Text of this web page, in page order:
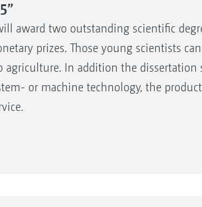
award two outstanding scientific
prizes. Those young scientists
agriculture. In addition the dissertation
or machine technology, the